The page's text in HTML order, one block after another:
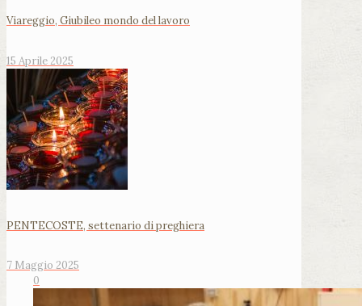
Viareggio, Giubileo mondo del lavoro
15 Aprile 2025
PENTECOSTE, settenario di preghiera
7 Maggio 2025
0